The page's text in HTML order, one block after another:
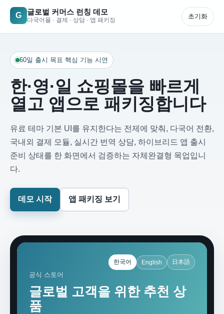
G 글로벌 커머스 런칭 데모
다국어몰 · 결제 · 상담 · 앱 패키징 초기화
60일 출시 목표 핵심 기능 시연
한·영·일 쇼핑몰을 빠르게
열고 앱으로 패키징합니다
유료 테마 기본 UI를 유지한다는 전제에 맞춰, 다국어 전환,
국내외 결제 모듈, 실시간 번역 상담, 하이브리드 앱 출시
준비 상태를 한 화면에서 검증하는 자체완결형 목업입니
다.
데모 시작 앱 패키징 보기
한국어 English 日本語
공식 스토어
글로벌 고객을 위한 추천 상
품